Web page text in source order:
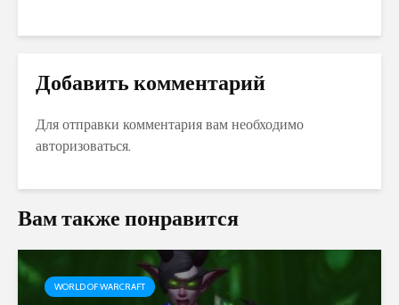
Добавить комментарий
Для отправки комментария вам необходимо
авторизоваться.
Вам также понравится
WORLD OF WARCRAFT